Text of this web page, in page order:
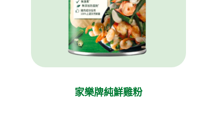
家樂牌純鮮雞粉